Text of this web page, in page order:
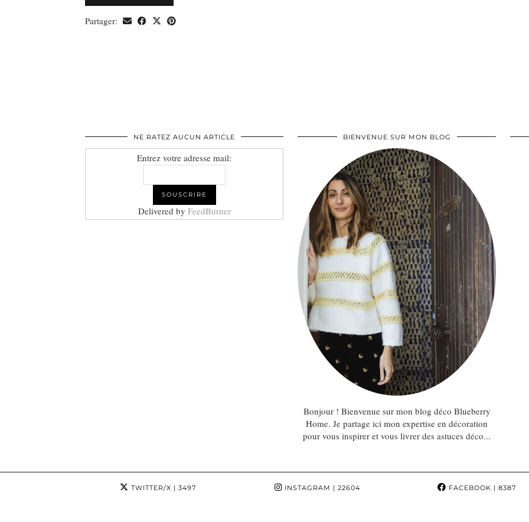
Partager:
NE RATEZ AUCUN ARTICLE
Entrez votre adresse mail:
Delivered by FeedBurner
BIENVENUE SUR MON BLOG
Bonjour ! Bienvenue sur mon blog déco Blueberry
Home. Je partage ici mon expertise en décoration
pour vous inspirer et vous livrer des astuces déco...
TWITTER/X | 3497 INSTAGRAM | 22604 FACEBOOK | 8387